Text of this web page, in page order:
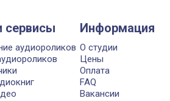
сервисы
аудиороликов
Информация
О студии
Цены
Оплата
FAQ
Вакансии